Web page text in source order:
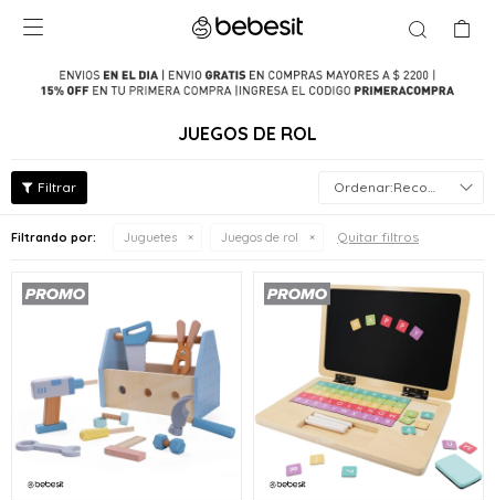

JUEGOS DE ROL
Recomendados
Filtrando por: Juguetes Juegos de rol Quitar filtros